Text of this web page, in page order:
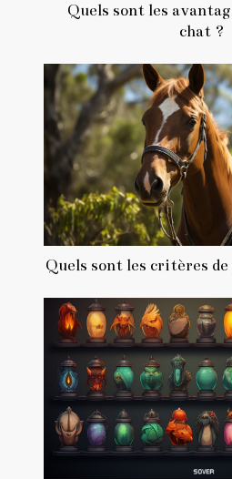
Quels sont les
chat ?
Quels sont les critères